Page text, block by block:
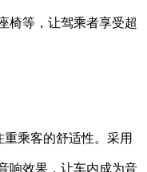
椅等，让驾乘者享受超
乘客的舒适性。采用
响效果，让车内成为音